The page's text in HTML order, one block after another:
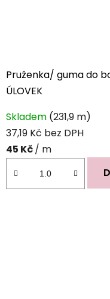
Pruženka/ guma do
ÚLOVEK
hodnocení
produktu
je
5,0
z
Skladem (231,9 m)
37,19 Kč bez DPH
45 Kč/ m